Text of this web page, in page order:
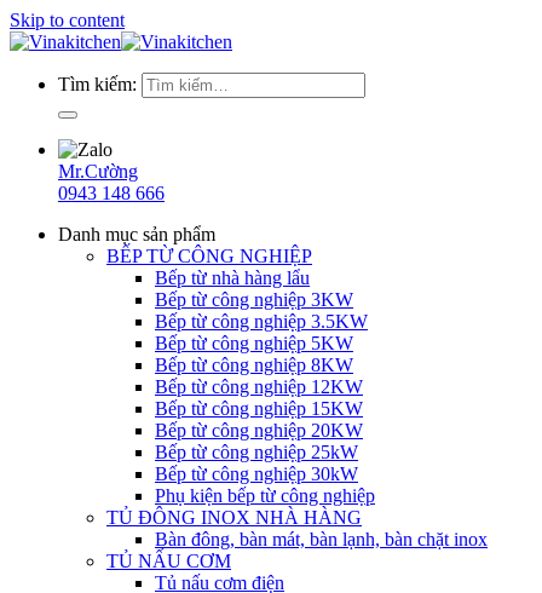
Skip to content
Tìm kiếm:
Mr.Cường
0943 148 666
Danh mục sản phẩm
BẾP TỪ CÔNG NGHIỆP
Bếp từ nhà hàng lẩu
Bếp từ công nghiệp 3KW
Bếp từ công nghiệp 3.5KW
Bếp từ công nghiệp 5KW
Bếp từ công nghiệp 8KW
Bếp từ công nghiệp 12KW
Bếp từ công nghiệp 15KW
Bếp từ công nghiệp 20KW
Bếp từ công nghiệp 25kW
Bếp từ công nghiệp 30kW
Phụ kiện bếp từ công nghiệp
TỦ ĐÔNG INOX NHÀ HÀNG
Bàn đông, bàn mát, bàn lạnh, bàn chặt inox
TỦ NẤU CƠM
Tủ nấu cơm điện